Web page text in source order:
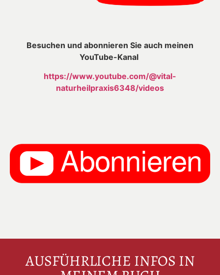
Besuchen und abonnieren Sie auch meinen
YouTube-Kanal
https://www.youtube.com/@vital-
naturheilpraxis6348/videos
AUSFÜHRLICHE INFOS IN